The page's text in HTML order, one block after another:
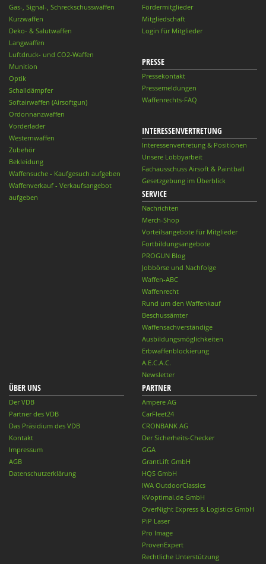
Gas-, Signal-, Schreckschusswaffen
Kurzwaffen
Deko- & Salutwaffen
Langwaffen
Luftdruck- und CO2-Waffen
Munition
Optik
Schalldämpfer
Softairwaffen (Airsoftgun)
Ordonnanzwaffen
Vorderlader
Westernwaffen
Zubehör
Bekleidung
Waffensuche - Kaufgesuch aufgeben
Waffenverkauf - Verkaufsangebot
aufgeben
Fördermitglieder
Mitgliedschaft
Login für Mitglieder
PRESSE
Pressekontakt
Pressemeldungen
Waffenrechts-FAQ
INTERESSENVERTRETUNG
Interessenvertretung & Positionen
Unsere Lobbyarbeit
Fachausschuss Airsoft & Paintball
Gesetzgebung im Überblick
SERVICE
Nachrichten
Merch-Shop
Vorteilsangebote für Mitglieder
Fortbildungsangebote
PROGUN Blog
Jobbörse und Nachfolge
Waffen-ABC
Waffenrecht
Rund um den Waffenkauf
Beschussämter
Waffensachverständige
Ausbildungsmöglichkeiten
Erbwaffenblockierung
A.E.C.A.C.
Newsletter
ÜBER UNS
Der VDB
Partner des VDB
Das Präsidium des VDB
Kontakt
Impressum
AGB
Datenschutzerklärung
PARTNER
Ampere AG
CarFleet24
CRONBANK AG
Der Sicherheits-Checker
GGA
GrantLift GmbH
HQS GmbH
IWA OutdoorClassics
KVoptimal.de GmbH
OverNight Express & Logistics GmbH
PiP Laser
Pro Image
ProvenExpert
Rechtliche Unterstützung